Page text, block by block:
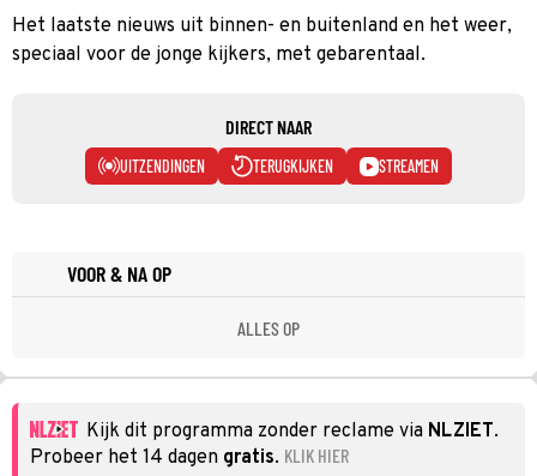
Het laatste nieuws uit binnen- en buitenland en het weer,
speciaal voor de jonge kijkers, met gebarentaal.
DIRECT NAAR
UITZENDINGEN TERUGKIJKEN STREAMEN
VOOR & NA OP
ALLES OP
Kijk dit programma zonder reclame via NLZIET.
Probeer het 14 dagen gratis. KLIK HIER